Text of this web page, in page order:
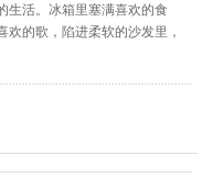
生活。冰箱里塞满喜欢的食
的歌，陷进柔软的沙发里，